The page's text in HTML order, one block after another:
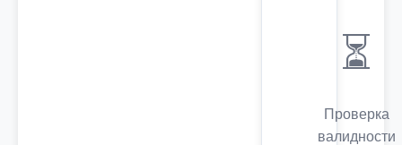
⏳
Проверка
валидности